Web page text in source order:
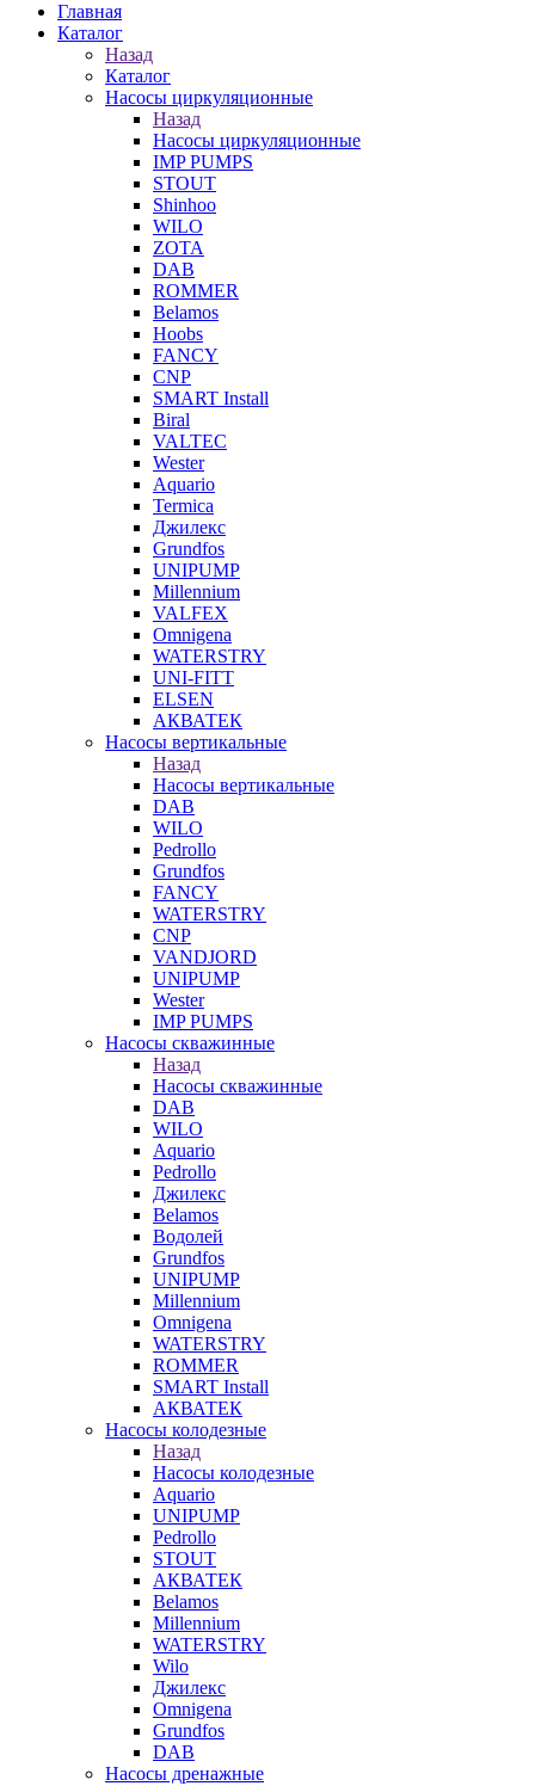
Главная
Каталог
Назад
Каталог
Насосы циркуляционные
Назад
Насосы циркуляционные
IMP PUMPS
STOUT
Shinhoo
WILO
ZOTA
DAB
ROMMER
Belamos
Hoobs
FANCY
CNP
SMART Install
Biral
VALTEC
Wester
Aquario
Termica
Джилекс
Grundfos
UNIPUMP
Millennium
VALFEX
Omnigena
WATERSTRY
UNI-FITT
ELSEN
АКВАТЕК
Насосы вертикальные
Назад
Насосы вертикальные
DAB
WILO
Pedrollo
Grundfos
FANCY
WATERSTRY
CNP
VANDJORD
UNIPUMP
Wester
IMP PUMPS
Насосы скважинные
Назад
Насосы скважинные
DAB
WILO
Aquario
Pedrollo
Джилекс
Belamos
Водолей
Grundfos
UNIPUMP
Millennium
Omnigena
WATERSTRY
ROMMER
SMART Install
АКВАТЕК
Насосы колодезные
Назад
Насосы колодезные
Aquario
UNIPUMP
Pedrollo
STOUT
АКВАТЕК
Belamos
Millennium
WATERSTRY
Wilo
Джилекс
Omnigena
Grundfos
DAB
Насосы дренажные